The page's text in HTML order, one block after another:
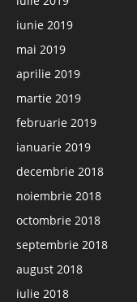
iunie 2019
mai 2019
aprilie 2019
martie 2019
februarie 2019
ianuarie 2019
decembrie 2018
noiembrie 2018
octombrie 2018
septembrie 2018
august 2018
iulie 2018